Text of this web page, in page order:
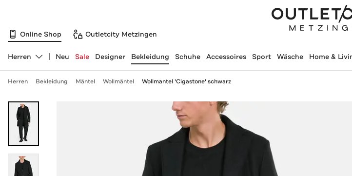
Online Shop Outletcity Metzingen
Abteilung ändern, ausgewählt:
Herren Neu Sale Designer Bekleidung Schuhe Accessoires Sport Wäsche Home &
Herren Bekleidung Mäntel Wollmäntel Wollmantel 'Cigastone' schwarz